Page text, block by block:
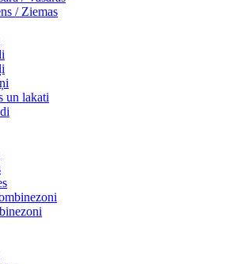
/ Ziemas
un lakati